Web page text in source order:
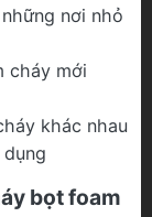
nơi nhỏ
cháy mới
khác nhau
bọt foam